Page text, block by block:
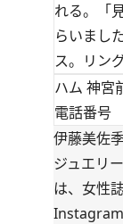
れる。「
らいまし
ス。リン
ハム 神宮
電話番号
伊藤美佐
ジュエリ
は、女性